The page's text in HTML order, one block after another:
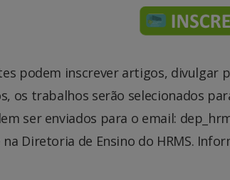
podem inscrever artigos, divulgar
os trabalhos serão selecionados
ser enviados para o email:
Diretoria de Ensino do HRMS.